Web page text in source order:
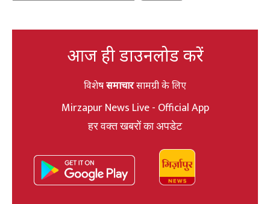
आज ही डाउनलोड करें
विशेषसमाचारसामग्री के लिए
Mirzapur News Live - Official App
हर वक्त खबरों का अपडेट